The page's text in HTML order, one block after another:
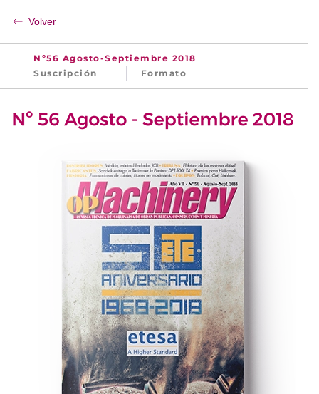
Volver
Nº56 Agosto-Septiembre 2018
Suscripción
Formato